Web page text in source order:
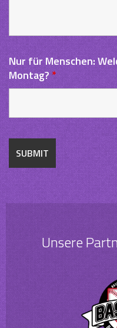
Nur für Menschen:
Montag?*
Unsere